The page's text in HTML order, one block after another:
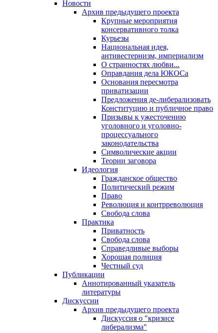
Новости
Архив предыдущего проекта
Крупные мероприятия
консервативного толка
Курьезы
Национальная идея,
антивестернизм, империализм
О странностях любви...
Оправдания дела ЮКОСа
Основания пересмотра
приватизации
Предложения де-либерализовать
Конституцию и публичное право
Призывы к ужесточению
уголовного и уголовно-
процессуального
законодательства
Символические акции
Теории заговора
Идеология
Гражданское общество
Политический режим
Право
Революция и контрреволюция
Свобода слова
Практика
Приватность
Свобода слова
Справедливые выборы
Хорошая полиция
Честный суд
Публикации
Аннотированный указатель
литературы
Дискуссии
Архив предыдущего проекта
Дискуссия о "кризисе
либерализма"